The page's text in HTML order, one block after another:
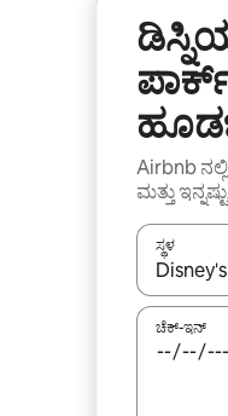
Airbnb
ಮತ್ತು
ಸ್ಥಳ
ಚೆಕ್-ಇನ್